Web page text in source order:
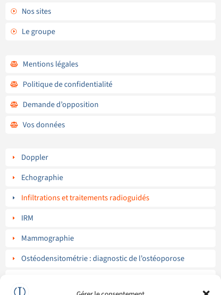
I Nos sites
I Le groupe
 Mentions légales
 Politique de confidentialité
 Demande d’opposition
 Vos données
E Doppler
E Echographie
E Infiltrations et traitements radioguidés
E IRM
E Mammographie
E Ostéodensitométrie : diagnostic de l’ostéoporose